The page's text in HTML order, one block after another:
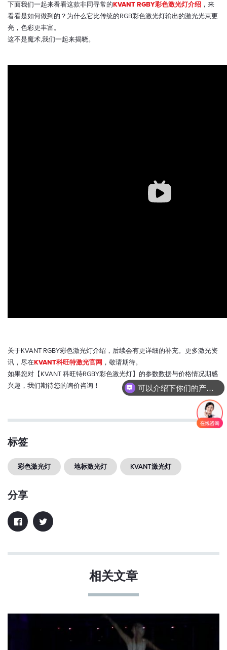
下面我们一起来看看这款非同寻常的KVANT RGBY彩色激光灯介绍 ，来
看看是如何做到的？为什么它比传统的RGB彩色激光灯输出的激光光束更
亮，色彩更丰富。
这不是魔术,我们一起来揭晓。
关于KVANT RGBY彩色激光灯介绍，后续会有更详细的补充。更多激光资
讯，尽在KVANT科旺特激光官网 ，敬请期待。
如果您对【KVANT 科旺特RGBY彩色激光灯】的参数数据与价格情况期感
兴趣，我们期待您的询价咨询！
标签
彩色激光灯 地标激光灯 KVANT激光灯
分享
相关文章
可以介绍下你们的产品么？